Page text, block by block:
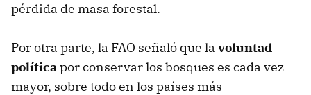
pérdida de masa forestal.
Por otra parte, la FAO señaló que la voluntad
políticapor conservar los bosques es cada vez
mayor, sobre todo en los países más